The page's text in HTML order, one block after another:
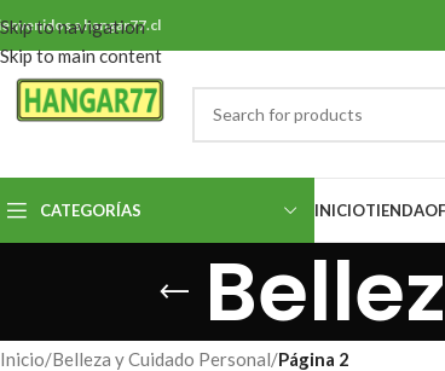
Skip to navigation
Skip to main content
a hangar77.cl
CATEGORÍAS INICIOTIENDA
Inicio/Belleza y Cuidado Personal/Página 2